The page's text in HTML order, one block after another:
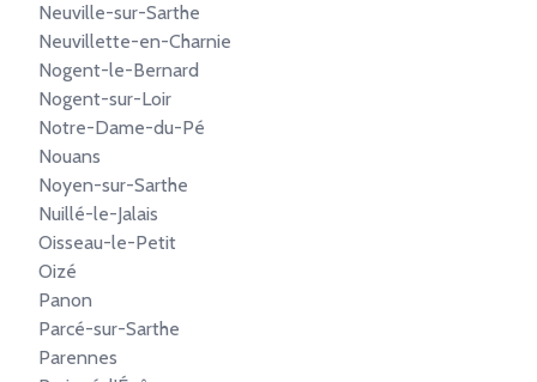
Neuville-sur-Sarthe
Neuvillette-en-Charnie
Nogent-le-Bernard
Nogent-sur-Loir
Notre-Dame-du-Pé
Nouans
Noyen-sur-Sarthe
Nuillé-le-Jalais
Oisseau-le-Petit
Oizé
Panon
Parcé-sur-Sarthe
Parennes